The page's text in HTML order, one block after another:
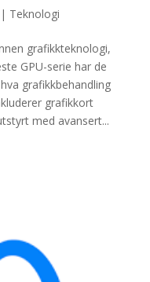
Teknologi
grafikkteknologi,
GPU-serie har de
grafikkbehandling
grafikkort
med avansert...